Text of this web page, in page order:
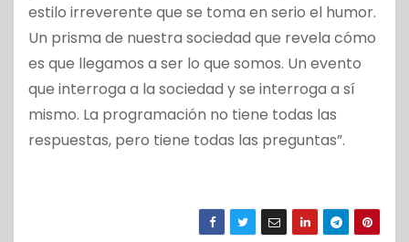
estilo irreverente que se toma en serio el humor.
Un prisma de nuestra sociedad que revela cómo
es que llegamos a ser lo que somos. Un evento
que interroga a la sociedad y se interroga a sí
mismo. La programación no tiene todas las
respuestas, pero tiene todas las preguntas”.